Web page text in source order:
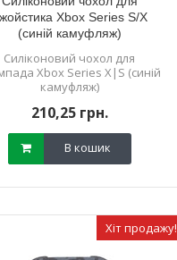
Xbox Series S/X
(синій камуфляж)
Силіконовий чохол для
Xbox Series X|S (синій
камуфляж)
210,25 грн.
В кошик
Хіт продажу!